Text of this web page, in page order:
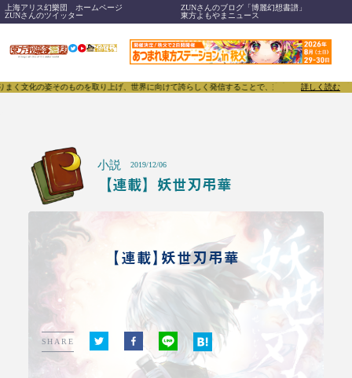
上海アリス幻樂団 ホームページ
ZUNさんのブログ「博麗幻想書譜」
ZUNさんのツイッター
東方よもやまニュース
のを取り上げ、世界に向けて誇らしく発信することで、東方Projectのみならず「同人文化」そ
詳しく読む
小説 2019/12/06
【連載】妖世刃弔華
【連載】妖世刃弔華
SHARE